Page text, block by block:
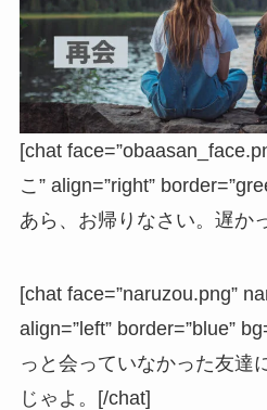
[chat
こ” align=”right”
あら、お帰りなさい。遅か
[chat face=”naruzou.png”
align=”left” border=”blue”
っと会っていなかった友達
じゃよ。[/chat]